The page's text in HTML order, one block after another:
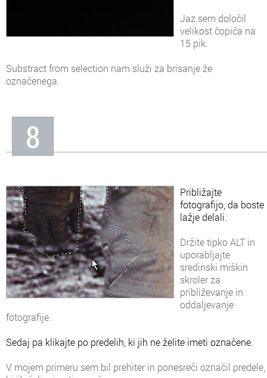
Jaz sem določil
velikost čopiča na
15 pik.
Substract from selection nam služi za brisanje že
označenega.
8
Približajte
fotografijo, da boste
lažje delali.
Držite tipko ALT in
uporabljajte
sredinski miškin
skroler za
približevanje in
oddaljevanje
fotografije.
Sedaj pa klikajte po predelih, ki jih ne želite imeti označene.
V mojem primeru sem bil prehiter in ponesreči označil predele,